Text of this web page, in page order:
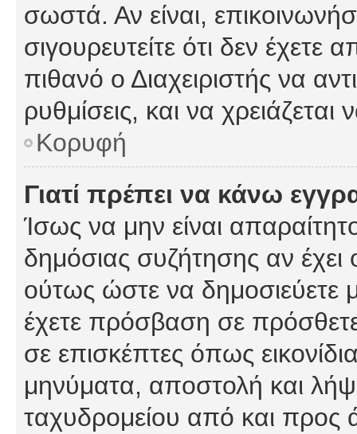
σωστά. Αν είναι,
σιγουρευτείτε ότι δεν έχετε
πιθανό ο Διαχειριστής να
ρυθμίσεις, και να χρειάζεται
Κορυφή
Γιατί πρέπει να κάνω
Ίσως να μην είναι
δημόσιας συζήτησης αν έχει
ούτως ώστε να δημοσιεύετε
έχετε πρόσβαση σε
σε επισκέπτες όπως
μηνύματα, αποστολή και
ταχυδρομείου από και προς